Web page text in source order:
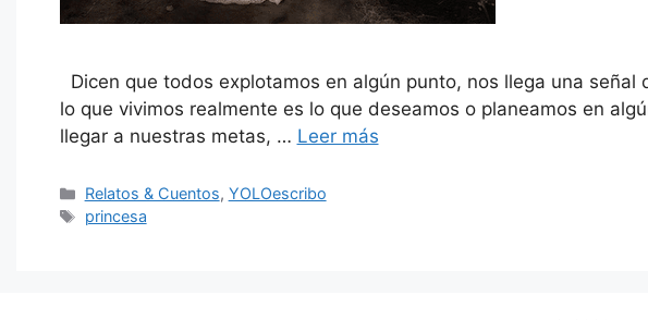
Dicen que todos explotamos en algún punto, nos llega una
lo que vivimos realmente es lo que deseamos o planeamos en
llegar a nuestras metas, … Leer más
Categorías
Relatos & Cuentos, YOLOescribo
Etiquetas
princesa